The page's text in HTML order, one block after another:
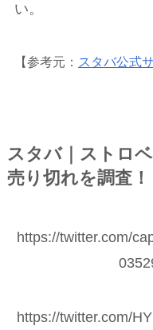
い。
【参考元： スタバ公式
スタバ｜ストロ
売り切れを調査！
https://twitter.com/
https://twitter.com/